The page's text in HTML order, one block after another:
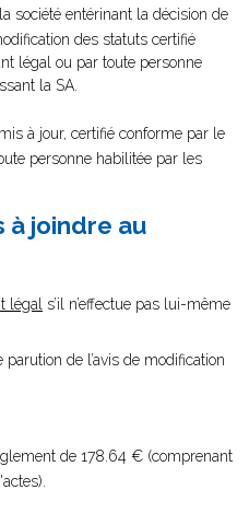
société entérinant la décision de
des statuts certifié
légal ou par toute personne
la SA.
à jour, certifié conforme par le
personne habilitée par les
à joindre au
légal s’il n’effectue pas lui-même
parution de l’avis de modification
de 178.64 € (comprenant